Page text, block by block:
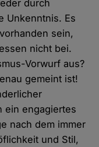
durch
Unkenntnis. Es
sein,
nicht bei.
Vorwurf aus?
gemeint ist!
ein engagiertes
nach dem immer
und Stil,